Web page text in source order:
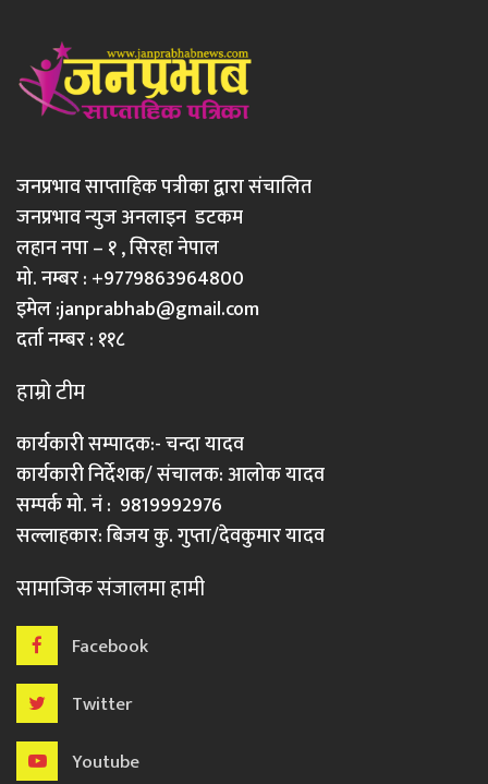
जनप्रभाव साप्ताहिक पत्रीका द्वारा संचालित
जनप्रभाव न्युज अनलाइन डटकम
लहान नपा – १ , सिरहा नेपाल
मो. नम्बर : +9779863964800
इमेल :janprabhab@gmail.com
दर्ता नम्बर : ११८
हाम्रो टीम
कार्यकारी सम्पादक:- चन्दा यादव
कार्यकारी निर्देशक/ संचालक: आलोक यादव
सम्पर्क मो. नं : 9819992976
सल्लाहकार: बिजय कु. गुप्ता/देवकुमार यादव
सामाजिक संजालमा हामी
Facebook
Twitter
Youtube